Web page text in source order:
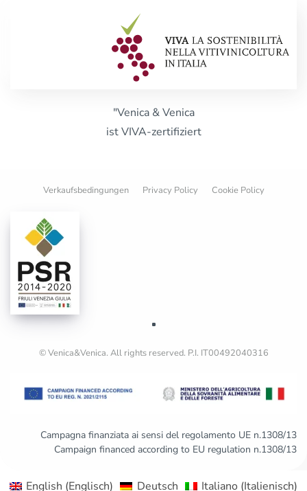
"Venica & Venica
ist VIVA-zertifiziert
Verkaufsbedingungen Privacy Policy Cookie Policy
© Venica&Venica. All rights reserved. P.I. IT00492040316
Campagna finanziata ai sensi del regolamento UE n.1308/13
Campaign financed according to EU regulation n.1308/13
English (Englisch) Deutsch Italiano (Italienisch)